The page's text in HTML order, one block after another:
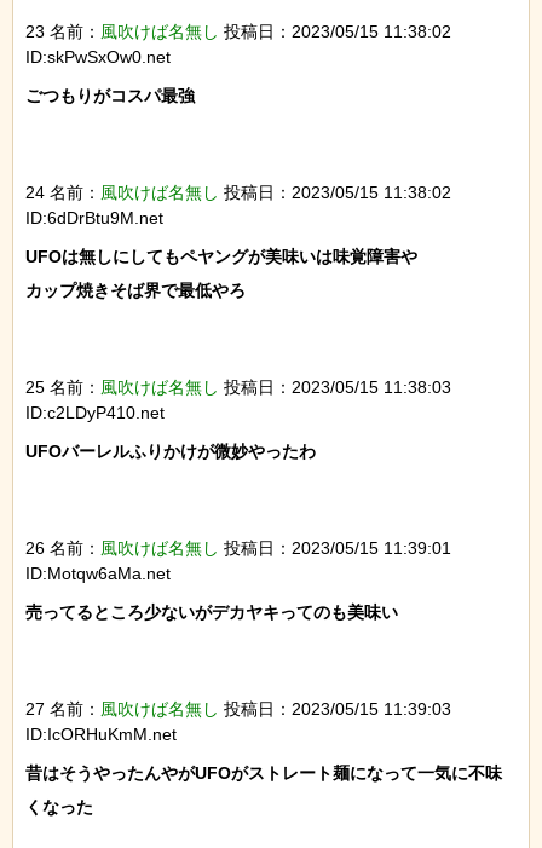
23 名前： 風吹けば名無し 投稿日：2023/05/15 11:38:02
ID:skPwSxOw0.net
ごつもりがコスパ最強
24 名前： 風吹けば名無し 投稿日：2023/05/15 11:38:02
ID:6dDrBtu9M.net
UFOは無しにしてもペヤングが美味いは味覚障害や
カップ焼きそば界で最低やろ
25 名前： 風吹けば名無し 投稿日：2023/05/15 11:38:03
ID:c2LDyP410.net
UFOバーレルふりかけが微妙やったわ
26 名前： 風吹けば名無し 投稿日：2023/05/15 11:39:01
ID:Motqw6aMa.net
売ってるところ少ないがデカヤキってのも美味い
27 名前： 風吹けば名無し 投稿日：2023/05/15 11:39:03
ID:IcORHuKmM.net
昔はそうやったんやがUFOがストレート麺になって一気に不味
くなった